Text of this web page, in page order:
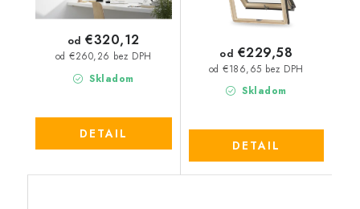
Skladom
od €260,26 bez DPH
od €320,12
DETAIL
Skladom
od €186,65 bez DPH
od €229,58
DETAIL